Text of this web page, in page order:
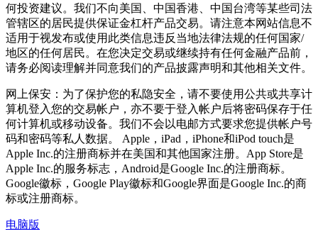
何投资建议。我们不向美国、中国香港、中国台湾等某些司法
管辖区的居民提供保证金杠杆产品交易。请注意本网站信息不
适用于视发布或使用此类信息违反当地法律法规的任何国家/
地区的任何居民。在您决定交易或继续持有任何金融产品前，
请务必阅读理解并同意我们的产品披露声明和其他相关文件。
网上保安：为了保护您的私隐安全，请不要使用公共或共享计
算机登入您的交易帐户，亦不要于登入帐户后将密码保存于任
何计算机或移动设备。我们不会以电邮方式要求您提供帐户号
码和密码等私人数据。 Apple，iPad，iPhone和iPod touch是
Apple Inc.的注册商标并在美国和其他国家注册。App Store是
Apple Inc.的服务标志，Android是Google Inc.的注册商标。
Google徽标，Google Play徽标和Google界面是Google Inc.的商
标或注册商标。
电脑版